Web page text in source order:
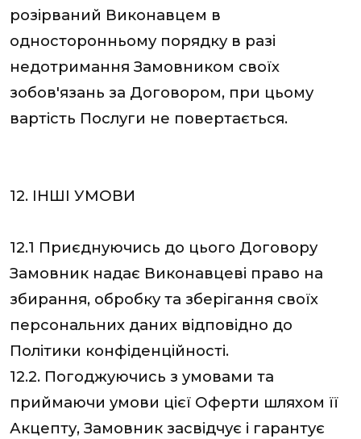
розірваний Виконавцем в
односторонньому порядку в разі
недотримання Замовником своїх
зобов'язань за Договором, при цьому
вартість Послуги не повертається.
12. ІНШІ УМОВИ
12.1 Приєднуючись до цього Договору
Замовник надає Виконавцеві право на
збирання, обробку та зберігання своїх
персональних даних відповідно до
Політики конфіденційності.
12.2. Погоджуючись з умовами та
приймаючи умови цієї Оферти шляхом її
Акцепту, Замовник засвідчує і гарантує